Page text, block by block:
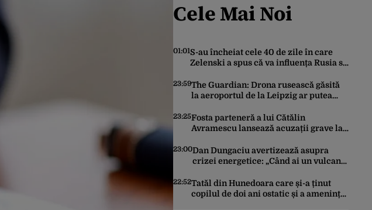
Cele Mai Noi
01:01S-au încheiat cele 40 de zile în care
Zelenski a spus că va influența Rusia să
operațiunea Kievului
23:59The Guardian: Drona rusească găsită
la aeroportul de la Leipzig ar putea
tensiunilor NATO-Rusia
23:25Fosta parteneră a lui Cătălin
Avramescu lansează acuzații grave la
sesizat DIICOT: „Făcea baie complet
dezbrăcat cu copiii”. Fostul consilier
23:00Dan Dungaciu avertizează asupra
crizei energetice: „Când ai un vulcan
leucoplast”
22:52Tatăl din Hunedoara care și-a ținut
copilul de doi ani ostatic și a amenințat